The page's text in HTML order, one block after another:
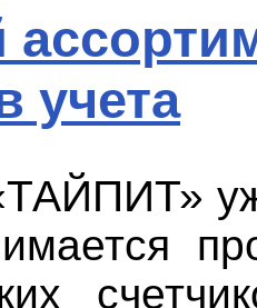
учета